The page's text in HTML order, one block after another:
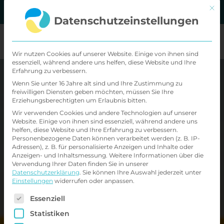
Inhalt
springen
Was hält die
Psyche gesund in
Zeiten des
Terrors?
Entdecken Sie, wie Handeln
Mit
Datenschutzeinstellungen
Wir nutzen Cookies auf unserer Website. Einige von ihnen sind
essenziell, während andere uns helfen, diese Website und Ihre
Erfahrung zu verbessern.
Wenn Sie unter 16 Jahre alt sind und Ihre Zustimmung zu
freiwilligen Diensten geben möchten, müssen Sie Ihre
Erziehungsberechtigten um Erlaubnis bitten.
Wir verwenden Cookies und andere Technologien auf unserer
Website. Einige von ihnen sind essenziell, während andere uns
helfen, diese Website und Ihre Erfahrung zu verbessern.
Personenbezogene Daten können verarbeitet werden (z. B. IP-
Adressen), z. B. für personalisierte Anzeigen und Inhalte oder
Anzeigen- und Inhaltsmessung. Weitere Informationen über die
Verwendung Ihrer Daten finden Sie in unserer
Datenschutzerklärung. Sie können Ihre Auswahl jederzeit unter
Einstellungen widerrufen oder anpassen.
Es folgt eine Liste der Service-Gruppen, für
Essenziell
Statistiken